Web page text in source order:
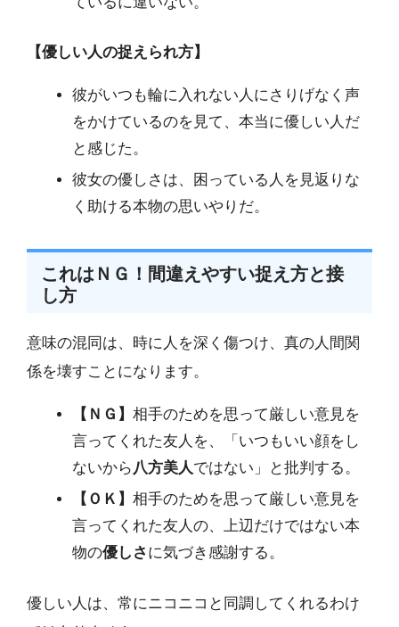
【優しい人の捉えられ方】
彼がいつも輪に入れない人にさりげなく声
をかけているのを見て、本当に優しい人だ
と感じた。
彼女の優しさは、困っている人を見返りな
く助ける本物の思いやりだ。
これはＮＧ！間違えやすい捉え方と接
し方
意味の混同は、時に人を深く傷つけ、真の人間関
係を壊すことになります。
【ＮＧ】 相手のためを思って厳しい意見を
言ってくれた友人を、「いつもいい顔をし
ないから八方美人ではない」と批判する。
【ＯＫ】 相手のためを思って厳しい意見を
言ってくれた友人の、上辺だけではない本
物の優しさ に気づき感謝する。
優しい人は、常にニコニコと同調してくれるわけ